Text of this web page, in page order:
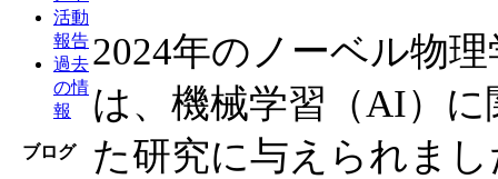
活動
報告
過去
の情
報
ブログ
2024年のノーベル物
は、機械学習（AI）に
た研究に与えられま